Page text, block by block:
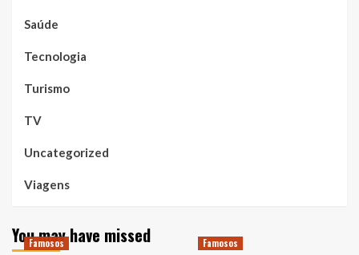
Saúde
Tecnologia
Turismo
TV
Uncategorized
Viagens
You may have missed
Famosos Famosos